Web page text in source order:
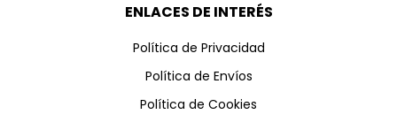
ENLACES DE INTERÉS
Política de Privacidad
Política de Envíos
Política de Cookies